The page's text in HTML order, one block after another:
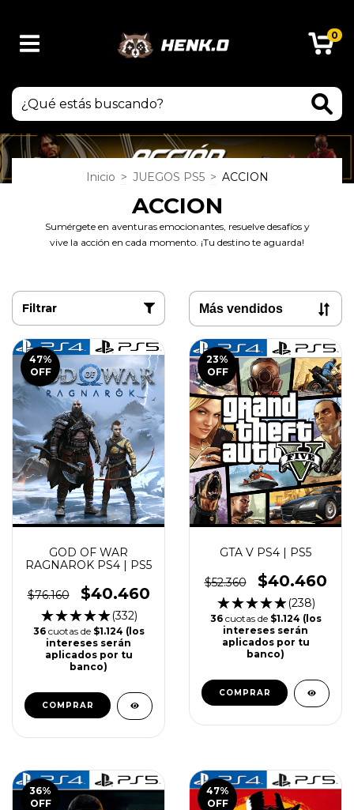
0
Inicio > JUEGOS PS5 > ACCION
ACCION
Sumérgete en aventuras emocionantes, resuelve desafíos y
vive la acción en cada momento. ¡Tu destino te aguarda!
Filtrar
47%
OFF
GOD OF WAR
RAGNAROK PS4 | PS5
$76.160 $40.460
(332)
36 cuotas de $1.124 (los
intereses serán
aplicados por tu
banco)
COMPRAR
23%
OFF
GTA V PS4 | PS5
$52.360 $40.460
(238)
36 cuotas de $1.124 (los
intereses serán
aplicados por tu
banco)
COMPRAR
36%
OFF
47%
OFF